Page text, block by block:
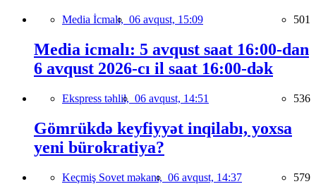
Media İcmalı, 06 avqust, 15:09 501
Media icmalı: 5 avqust saat 16:00-dan
6 avqust 2026-cı il saat 16:00-dək
Ekspress təhlil, 06 avqust, 14:51 536
Gömrükdə keyfiyyət inqilabı, yoxsa
yeni bürokratiya?
Keçmiş Sovet məkanı, 06 avqust, 14:37 579